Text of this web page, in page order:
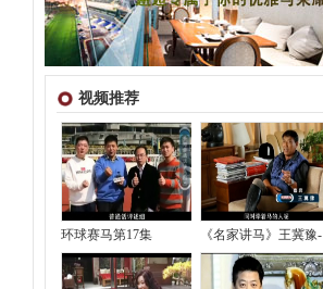
视频推荐
环球赛马第17集 《名家讲马》王冀豫-